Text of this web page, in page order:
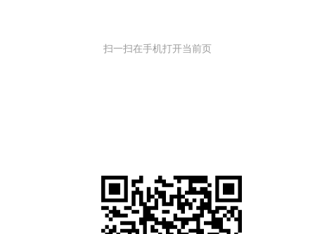
扫一扫在手机打开当前页